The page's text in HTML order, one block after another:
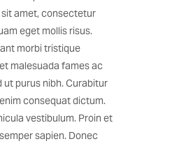
amet, consectetur
eget mollis risus.
morbi tristique
malesuada fames ac
ut purus nibh. Curabitur
consequat dictum.
vestibulum. Proin et
sapien. Donec